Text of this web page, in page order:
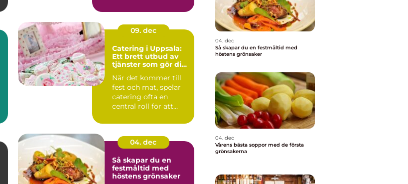
kvarterskrogar m...
09. dec
Catering i Uppsala:
Ett brett utbud av
tjänster som gör din
När det kommer till
fest och mat, spelar
catering ofta en
central roll för att
04. dec
Så skapar du en
festmåltid med
höstens grönsaker
04. dec
Så skapar du en festmåltid med
höstens grönsaker
04. dec
Vårens bästa soppor med de första
grönsakerna